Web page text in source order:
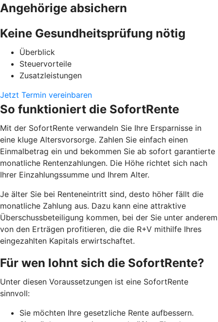
Angehörige absichern
Keine Gesundheitsprüfung nötig
Überblick
Steuervorteile
Zusatzleistungen
Jetzt Termin vereinbaren
So funktioniert die SofortRente
Mit der SofortRente verwandeln Sie Ihre Ersparnisse in
eine kluge Altersvorsorge. Zahlen Sie einfach einen
Einmalbetrag ein und bekommen Sie ab sofort garantierte
monatliche Rentenzahlungen. Die Höhe richtet sich nach
Ihrer Einzahlungssumme und Ihrem Alter.
Je älter Sie bei Renteneintritt sind, desto höher fällt die
monatliche Zahlung aus. Dazu kann eine attraktive
Überschussbeteiligung kommen, bei der Sie unter anderem
von den Erträgen profitieren, die die R+V mithilfe Ihres
eingezahlten Kapitals erwirtschaftet.
Für wen lohnt sich die SofortRente?
Unter diesen Voraussetzungen ist eine SofortRente
sinnvoll:
Sie möchten Ihre gesetzliche Rente aufbessern.